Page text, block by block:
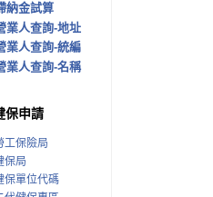
納金試算
業人查詢-地址
業人查詢-統編
業人查詢-名稱
保申請
工保險局
保局
保單位代碼